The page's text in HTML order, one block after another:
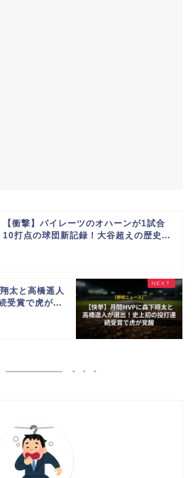
【衝撃】パイレーツのオハーンが1試合
10打点の球団新記録！大谷超えの歴史...
太と高橋遥人
受賞で虎が...